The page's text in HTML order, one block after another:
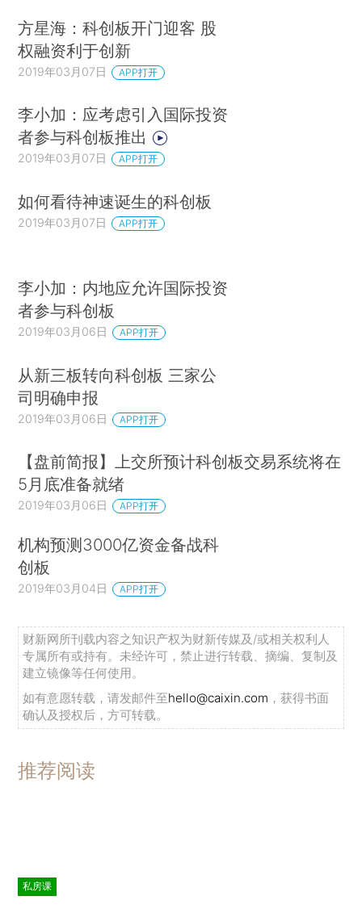
方星海：科创板开门迎客 股
权融资利于创新
2019年03月07日 APP打开
李小加：应考虑引入国际投资
者参与科创板推出
2019年03月07日 APP打开
如何看待神速诞生的科创板
2019年03月07日 APP打开
李小加：内地应允许国际投资
者参与科创板
2019年03月06日 APP打开
从新三板转向科创板 三家公
司明确申报
2019年03月06日 APP打开
【盘前简报】上交所预计科创板交易系统将在
5月底准备就绪
2019年03月06日 APP打开
机构预测3000亿资金备战科
创板
2019年03月04日 APP打开
财新网所刊载内容之知识产权为财新传媒及/或相关权利人
专属所有或持有。未经许可，禁止进行转载、摘编、复制及
建立镜像等任何使用。
如有意愿转载，请发邮件至hello@caixin.com ，获得书面
确认及授权后，方可转载。
推荐阅读
私房课